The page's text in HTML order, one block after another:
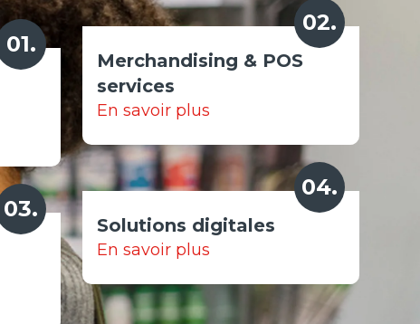
01.
02.
Merchandising & POS
services
En savoir plus
03.
04.
Solutions digitales
En savoir plus